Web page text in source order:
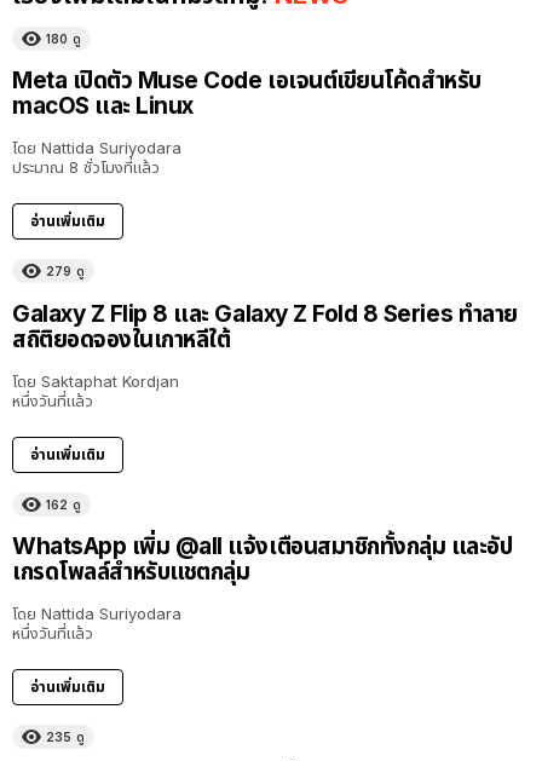
180 ดู
Meta เปิดตัว Muse Code เอเจนต์เขียนโค้ดสำหรับ
macOS และ Linux
โดย Nattida Suriyodara
ประมาณ 8 ชั่วโมงที่แล้ว
อ่านเพิ่มเติม
279 ดู
Galaxy Z Flip 8 และ Galaxy Z Fold 8 Series ทำลาย
สถิติยอดจองในเกาหลีใต้
โดย Saktaphat Kordjan
หนึ่งวันที่แล้ว
อ่านเพิ่มเติม
162 ดู
WhatsApp เพิ่ม @all แจ้งเตือนสมาชิกทั้งกลุ่ม และอัป
เกรดโพลล์สำหรับแชตกลุ่ม
โดย Nattida Suriyodara
หนึ่งวันที่แล้ว
อ่านเพิ่มเติม
235 ดู